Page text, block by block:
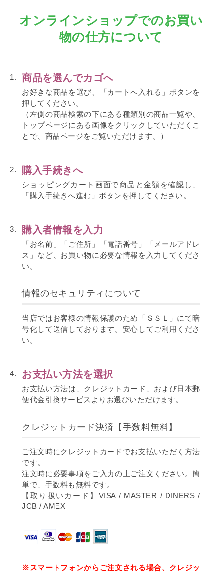
オンラインショップでのお買い
物の仕方について
1. 商品を選んでカゴへ
お好きな商品を選び、「カートへ入れる」ボタンを
押してください。
（左側の商品検索の下にある種類別の商品一覧や、
トップページにある画像をクリックしていただくこ
とで、商品ページをご覧いただけます。）
2. 購入手続きへ
ショッピングカート画面で商品と金額を確認し、
「購入手続きへ進む」ボタンを押してください。
3. 購入者情報を入力
「お名前」「ご住所」「電話番号」「メールアドレ
ス」など、お買い物に必要な情報を入力してくださ
い。
情報のセキュリティについて
当店ではお客様の情報保護のため「ＳＳＬ」にて暗
号化して送信しております。安心してご利用くださ
い。
4. お支払い方法を選択
お支払い方法は、クレジットカード、および日本郵
便代金引換サービスよりお選びいただけます。
クレジットカード決済【手数料無料】
ご注文時にクレジットカードでお支払いただく方法
です。
注文時に必要事項をご入力の上ご注文ください。簡
単で、手数料も無料です。
【取り扱いカード】VISA / MASTER / DINERS /
JCB / AMEX
※スマートフォンからご注文される場合、クレジッ